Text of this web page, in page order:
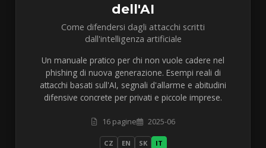
dell'AI
Come difendersi dagli attacchi scritti
dall'intelligenza artificiale
Un manuale pratico per chi non vuole cadere nel
phishing di nuova generazione. Esempi reali di
attacchi basati sull'AI, segnali d'allarme e abitudini
difensive concrete per privati e piccole imprese.
16 pagine 2025-06
CZ EN SK IT